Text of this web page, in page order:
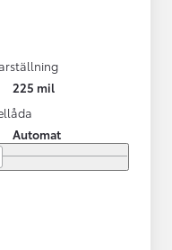
225 mil
Automat